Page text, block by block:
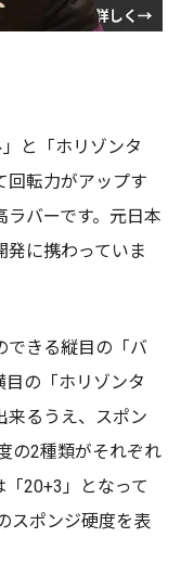
と「ホリゾンタ
回転力がアップす
バーです。元日本
に携わっていま
できる縦目の「バ
の「ホリゾンタ
来るうえ、スポン
の2種類がそれぞれ
20+3」となって
スポンジ硬度を表